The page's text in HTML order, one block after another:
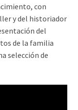
con
y del historiador
del
de la familia
selección de